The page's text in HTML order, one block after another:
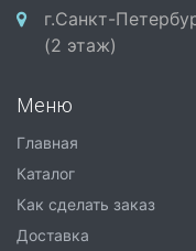
г.Санкт-
(2 этаж)
Меню
Главная
Каталог
Как сделать заказ
Доставка